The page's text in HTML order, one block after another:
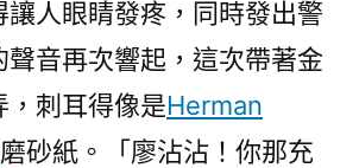
讓人眼睛發疼，同時發出警
聲音再次響起，這次帶著金
，刺耳得像是Herman
磨砂紙。「廖沾沾！你那充